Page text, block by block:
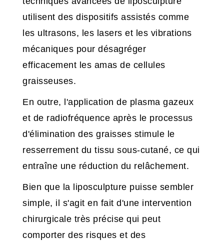
utilisent des dispositifs assistés comme
les ultrasons, les lasers et les vibrations
mécaniques pour désagréger
efficacement les amas de cellules
graisseuses.
En outre, l'application de plasma gazeux
et de radiofréquence après le processus
d'élimination des graisses stimule le
resserrement du tissu sous-cutané, ce qui
entraîne une réduction du relâchement.
Bien que la liposculpture puisse sembler
simple, il s'agit en fait d'une intervention
chirurgicale très précise qui peut
comporter des risques et des